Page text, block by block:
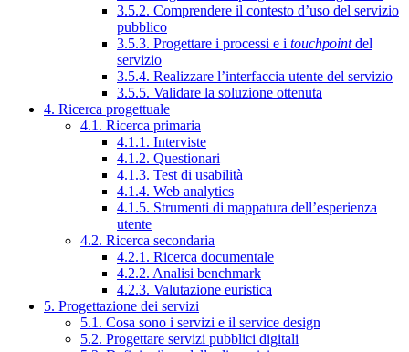
3.5.2. Comprendere il contesto d’uso del servizio
pubblico
3.5.3. Progettare i processi e i touchpointdel
servizio
3.5.4. Realizzare l’interfaccia utente del servizio
3.5.5. Validare la soluzione ottenuta
4. Ricerca progettuale
4.1. Ricerca primaria
4.1.1. Interviste
4.1.2. Questionari
4.1.3. Test di usabilità
4.1.4. Web analytics
4.1.5. Strumenti di mappatura dell’esperienza
utente
4.2. Ricerca secondaria
4.2.1. Ricerca documentale
4.2.2. Analisi benchmark
4.2.3. Valutazione euristica
5. Progettazione dei servizi
5.1. Cosa sono i servizi e il service design
5.2. Progettare servizi pubblici digitali